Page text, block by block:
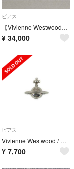
ピアス
【Vivienne Westwood】ニューディアマンテハートピアス
¥ 34,000
ピアス
Vivienne Westwood / ヴィヴィアンウエストウッド | SV925 ソリッドオーブ ピアス | シルバー | レディース
¥ 7,700